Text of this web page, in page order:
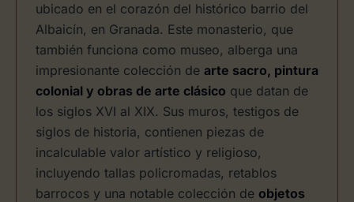
ubicado en el corazón del histórico barrio del
Albaicín, en Granada. Este monasterio, que
también funciona como museo, alberga una
impresionante colección de arte sacro, pintura
colonial y obras de arte clásico que datan de
los siglos XVI al XIX. Sus muros, testigos de
siglos de historia, contienen piezas de
incalculable valor artístico y religioso,
incluyendo tallas policromadas, retablos
barrocos y una notable colección de objetos